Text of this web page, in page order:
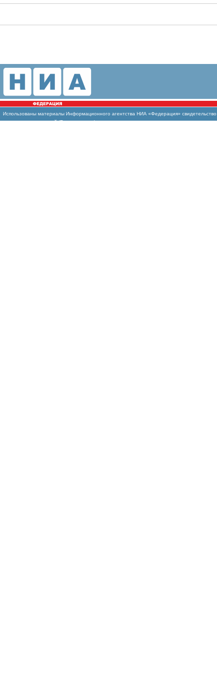
Использованы материалы Информационного агентства НИА «Федерация»
массовых коммуникаций (Роскомнадзор)